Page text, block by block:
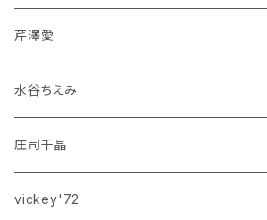
芹澤愛
水谷ちえみ
庄司千晶
vickey'72